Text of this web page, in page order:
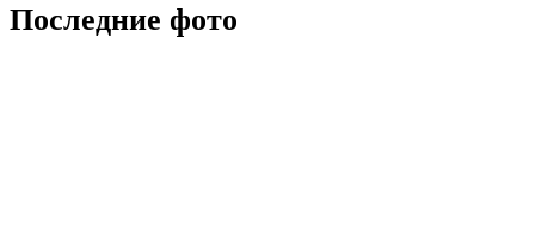
Последние фото